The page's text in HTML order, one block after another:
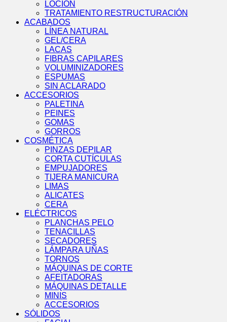
LOCIÓN
TRATAMIENTO RESTRUCTURACIÓN
ACABADOS
LÍNEA NATURAL
GEL/CERA
LACAS
FIBRAS CAPILARES
VOLUMINIZADORES
ESPUMAS
SIN ACLARADO
ACCESORIOS
PALETINA
PEINES
GOMAS
GORROS
COSMÉTICA
PINZAS DEPILAR
CORTA CUTÍCULAS
EMPUJADORES
TIJERA MANICURA
LIMAS
ALICATES
CERA
ELÉCTRICOS
PLANCHAS PELO
TENACILLAS
SECADORES
LÁMPARA UÑAS
TORNOS
MÁQUINAS DE CORTE
AFEITADORAS
MÁQUINAS DETALLE
MINIS
ACCESORIOS
SÓLIDOS